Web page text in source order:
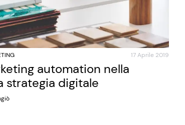
17 Aprile 2019
automation nella
strategia digitale